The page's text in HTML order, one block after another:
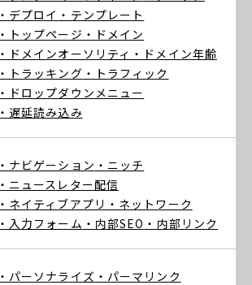
・デプロイ ・テンプレート
・トップページ ・ドメイン
・ドメインオーソリティ ・ドメイン年齢
・トラッキング ・トラフィック
・ドロップダウンメニュー
・遅延読み込み
・ナビゲーション ・ニッチ
・ニュースレター配信
・ネイティブアプリ ・ネットワーク
・入力フォーム ・内部SEO ・内部リンク
・パーソナライズ ・パーマリンク